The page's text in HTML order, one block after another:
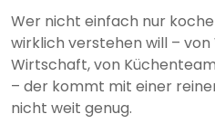
Wer nicht einfach nur
wirklich verstehen will – von
Wirtschaft, von
– der kommt mit einer
nicht weit genug.